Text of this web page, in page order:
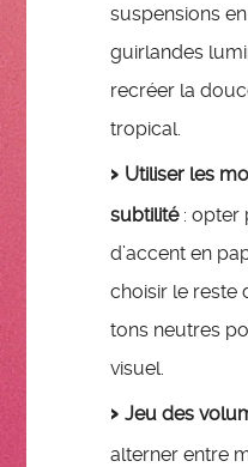
suspensions
guirlandes
recréer la
tropical.
Utiliser les
subtilité: opter
d’accent en
choisir le reste
tons neutres
visuel.
Jeu des
alterner entre